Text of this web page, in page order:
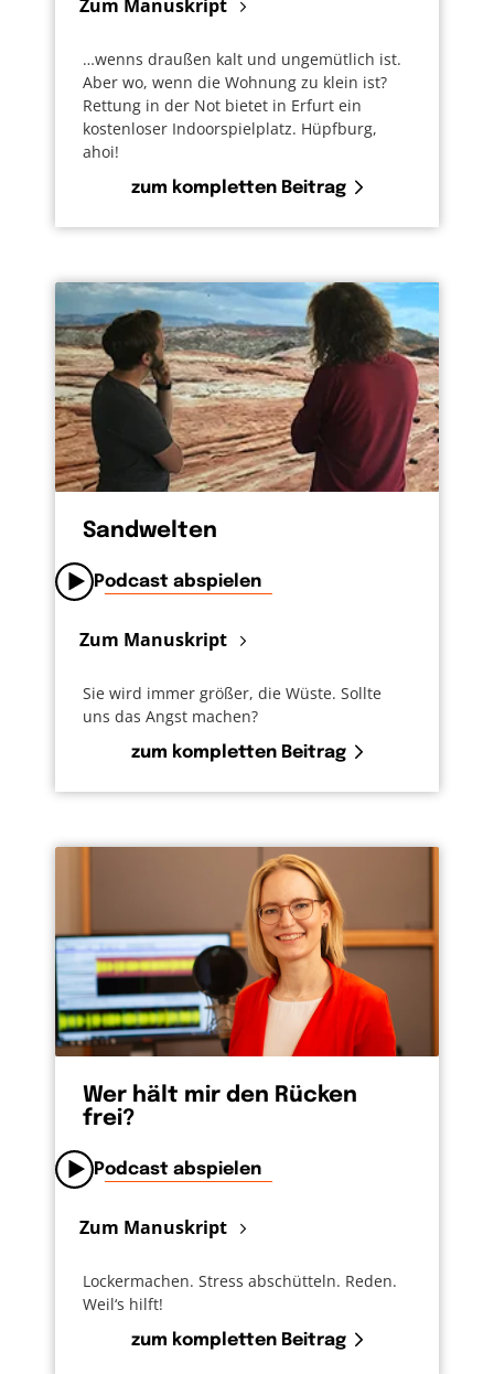
Zum Manuskript
…wenns draußen kalt und ungemütlich ist.
Aber wo, wenn die Wohnung zu klein ist?
Rettung in der Not bietet in Erfurt ein
kostenloser Indoorspielplatz. Hüpfburg,
ahoi!
zum kompletten Beitrag
Sandwelten
Podcast abspielen
Zum Manuskript
Sie wird immer größer, die Wüste. Sollte
uns das Angst machen?
zum kompletten Beitrag
Wer hält mir den Rücken
frei?
Podcast abspielen
Zum Manuskript
Lockermachen. Stress abschütteln. Reden.
Weil‘s hilft!
zum kompletten Beitrag